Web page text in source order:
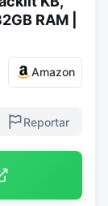
RAM |
Amazon
Reportar